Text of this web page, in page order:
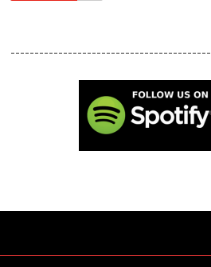
------------------------------------------